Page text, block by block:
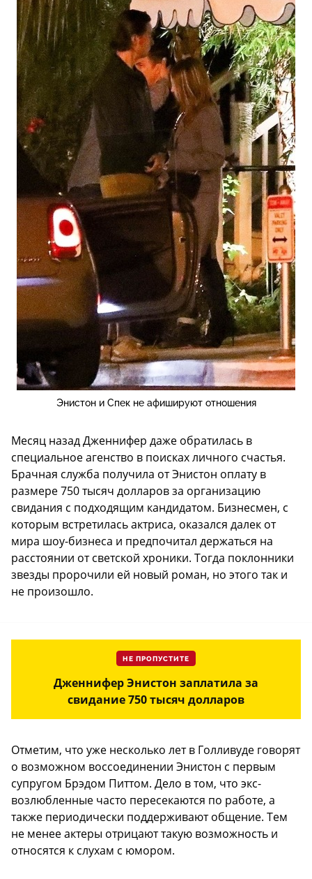
Энистон и Спек не афишируют отношения
Месяц назад Дженнифер даже обратилась в
специальное агенство в поисках личного счастья.
Брачная служба получила от Энистон оплату в
размере 750 тысяч долларов за организацию
свидания с подходящим кандидатом. Бизнесмен, с
которым встретилась актриса, оказался далек от
мира шоу-бизнеса и предпочитал держаться на
расстоянии от светской хроники. Тогда поклонники
звезды пророчили ей новый роман, но этого так и
не произошло.
НЕ ПРОПУСТИТЕ
Дженнифер Энистон заплатила за
свидание 750 тысяч долларов
Отметим, что уже несколько лет в Голливуде говорят
о возможном воссоединении Энистон с первым
супругом Брэдом Питтом. Дело в том, что экс-
возлюбленные часто пересекаются по работе, а
также периодически поддерживают общение. Тем
не менее актеры отрицают такую возможность и
относятся к слухам с юмором.